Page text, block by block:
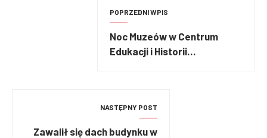
POPRZEDNI WPIS
Noc Muzeów w Centrum
Edukacji i Historii
NASTĘPNY POST
Zawalił się dach budynku w